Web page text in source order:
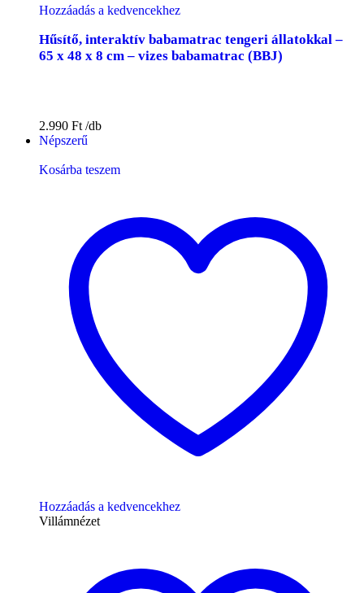
Hozzáadás a kedvencekhez
Hűsítő, interaktív babamatrac tengeri állatokkal –
65 x 48 x 8 cm – vizes babamatrac (BBJ)
2.990 Ft
Népszerű
Kosárba teszem
Hozzáadás a kedvencekhez
Villámnézet